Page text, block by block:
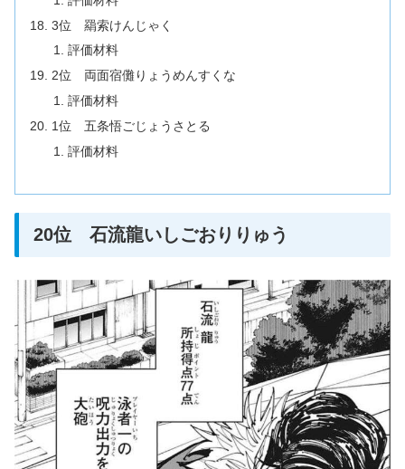
3位 羂索けんじゃく
評価材料
2位 両面宿儺りょうめんすくな
評価材料
1位 五条悟ごじょうさとる
評価材料
20位 石流龍いしごおりりゅう